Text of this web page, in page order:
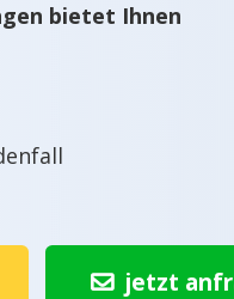
bietet Ihnen
jetzt